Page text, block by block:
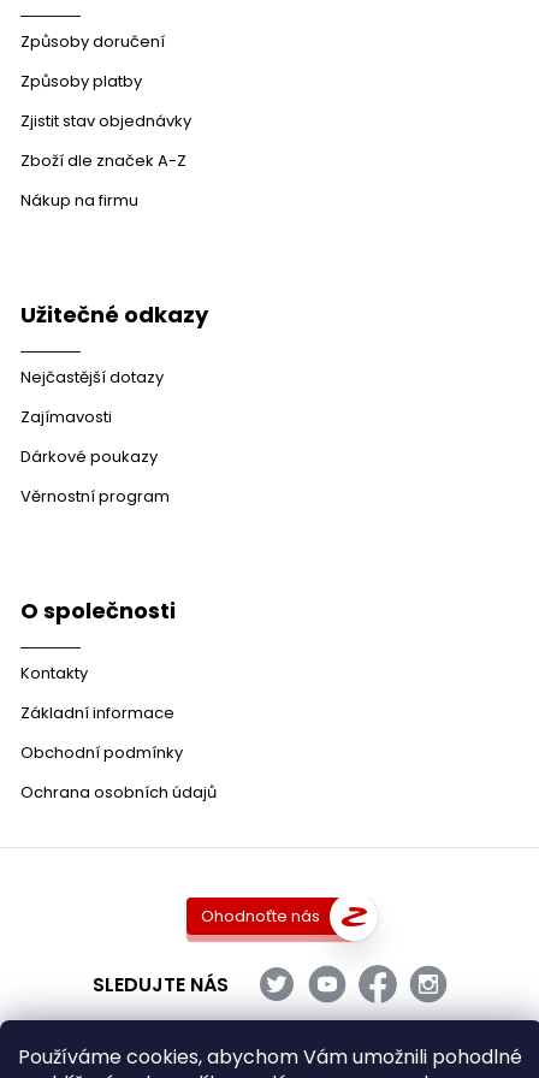
Používáme cookies, abychom Vám umožnili pohodlné
Způsoby doručení
Způsoby platby
Zjistit stav objednávky
Zboží dle značek A-Z
Nákup na firmu
Užitečné odkazy
Nejčastější dotazy
Zajímavosti
Dárkové poukazy
Věrnostní program
O společnosti
Kontakty
Základní informace
Obchodní podmínky
Ochrana osobních údajů
Ohodnoťte nás
SLEDUJTE NÁS